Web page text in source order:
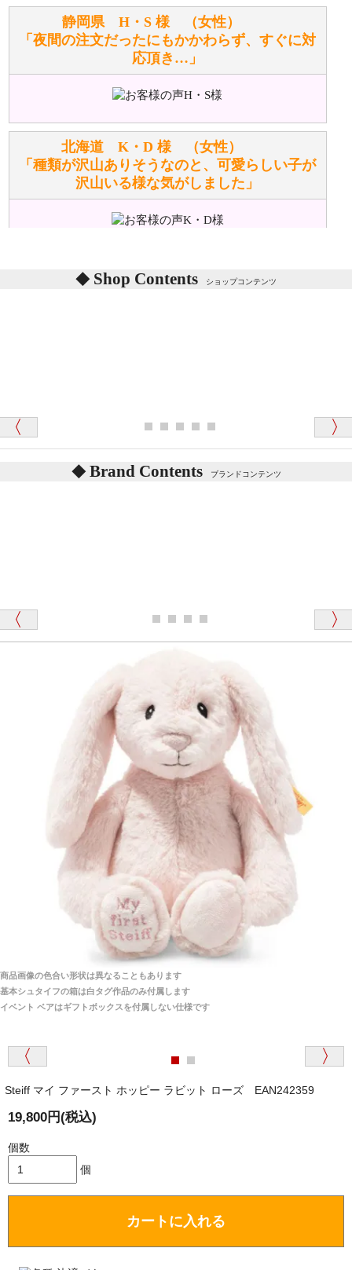
お任せください！それは当店が謡っています「おも
てなしの心」で対応させていただきます。
シュタイフのぬいぐるみは洗濯できますか？ ぬいぐ
るみのお手入れ方法を教えてください。
詳しくはこちら をご覧ください。
ぬいぐるみの耳に付いているボタンやタグに、何か意
味などがありますか？
詳しくはこちらをご覧ください。
体をねかせたりおこしたりすると「グーグー」と鳴く
記載しておりますので、ぜひ探してみてください。
ディベアがいます。
「スクエーカー内蔵」と記載しておりますので、ぜひ
探してみてください。
シュタイフ社製品の実物を見ることはできますか？
当店はネット販売ですので実物をお見せすることが
できません。
海外からのお取り寄せと言うことですが、商品はきち
んと届きますか？
ご安心ください！商品は確実にお届けします。
商品は直接海外から届くのですか。受取の際、関税な
どはかかりますか？
商品は全て当店へ入荷させたのち欠品を行いお客様
宅へお届けします。
関税はすべて当店にて処理しますのでお客様のご負担
は一切ありません。
商品が届くまでにはどのくらいの期間がかかります
か？
国内で一度検品をしますので、決済確認後、２～４
週間でのお届けとなります。
（稀に、通関手続き等に時間がかかり、納期が遅れる
ます。）
注文のキャンセルは可能ですか？
静岡県 H・S 様 （女性）
「夜間の注文だったにもかかわらず、すぐに対
応頂き…」
北海道 K・D 様 （女性）
「種類が沢山ありそうなのと、可愛らしい子が
沢山いる様な気がしました」
東京都 M・K 様 （女性）
「対応はどちらも丁寧でした。値段と他の融通
「商品説明が細やかで丁寧であったことです」
「前に買ったことがあったお店でしたので」
千葉県 U・Y 様 （女性）
「ChatGPTを利用したところ「くまの小屋」さ
んを紹介され…」
埼玉県 S・W 様
「送られる際にメールなどで届けて頂きとても
安心感がありました」
大阪府 Y・W 様 （男性）
「取り扱っているNetショップで一番信用出来
兵庫県 A・K 様 （女性）
「ベアちゃんの紹介分が丁寧に書かれていたこ
Shop Contents ショップコンテンツ
Brand Contents ブランドコンテンツ
商品画像の色合い形状は異なることもあります
基本シュタイフの箱は白タグ作品のみ付属します
イベント ベアはギフトボックスを付属しない仕様です
Steiff マイ ファースト ホッピー ラビット ローズ EAN242359
19,800円(税込)
個数
個
カートに入れる